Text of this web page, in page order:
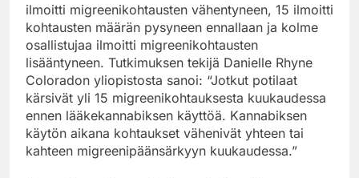
ilmoitti migreenikohtausten vähentyneen, 15 ilmoitti
kohtausten määrän pysyneen ennallaan ja kolme
osallistujaa ilmoitti migreenikohtausten
lisääntyneen. Tutkimuksen tekijä Danielle Rhyne
Coloradon yliopistosta sanoi: “Jotkut potilaat
kärsivät yli 15 migreenikohtauksesta kuukaudessa
ennen lääkekannabiksen käyttöä. Kannabiksen
käytön aikana kohtaukset vähenivät yhteen tai
kahteen migreenipäänsärkyyn kuukaudessa.”